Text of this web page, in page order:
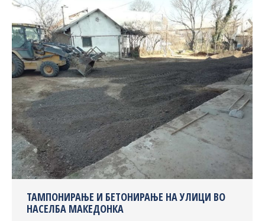
ТАМПОНИРАЊЕ И БЕТОНИРАЊЕ НА УЛИЦИ ВО
НАСЕЛБА МАКЕДОНКА